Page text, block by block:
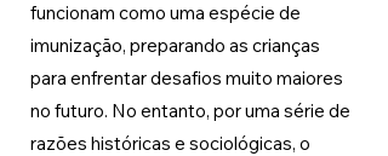
funcionam como uma espécie de
imunização, preparando as crianças
para enfrentar desafios muito maiores
no futuro. No entanto, por uma série de
razões históricas e sociológicas, o